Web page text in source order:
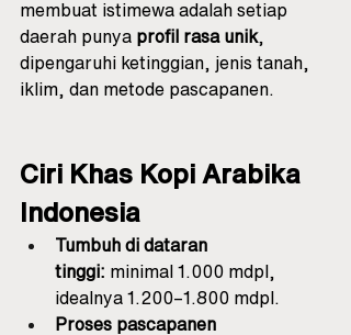
membuat istimewa adalah setiap
daerah punya profil rasa unik,
dipengaruhi ketinggian, jenis tanah,
iklim, dan metode pascapanen.
Ciri Khas Kopi Arabika
Indonesia
Tumbuh di dataran
tinggi: minimal 1.000 mdpl,
idealnya 1.200–1.800 mdpl.
Proses pascapanen